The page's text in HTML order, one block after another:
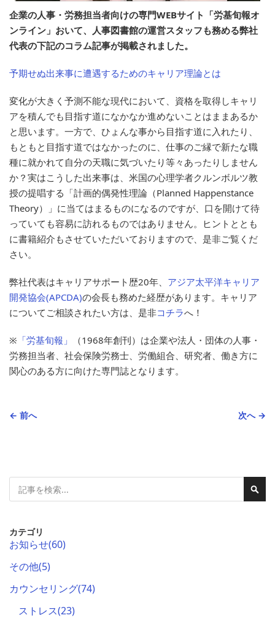
企業の人事・労務担当者向けの専門WEBサイト「労基旬報オ
ンライン」おいて、人事図書館の運営スタッフも務める弊社
代表の下記のコラム記事が掲載されました。
予期せぬ出来事に遭遇するためのキャリア理論とは
変化が大きく予測不能な現代において、資格を取得しキャリ
アを積んでも目指す道になかなか進めないことはままあるか
と思います。一方で、ひょんな事から目指す道に入れたり、
もともと目指す道ではなかったのに、仕事のご縁で新たな職
種に就かれて自分の天職に気づいたり等々あったりしません
か？実はこうした出来事は、米国の心理学者クルンボルツ教
授の提唱する「計画的偶発性理論（Planned Happenstance
Theory）」に当てはまるものになるのですが、口を開けて待
っていても容易に訪れるものではありません。ヒントととも
に書籍紹介もさせていただいておりますので、是非ご覧くだ
さい。
弊社代表はキャリアサポート歴20年、 アジア太平洋キャリア
開発協会(APCDA)の会長も務めた経歴があります。キャリア
についてご相談されたい方は、是非コチラへ！
※ 「労基旬報」
（1968年創刊）は企業や法人・団体の人事・
労務担当者、社会保険労務士、労働組合、研究者、働き方に
関心のある方に向けた専門誌となります。
← 前へ 次へ →
検
検
カテゴリ
お知らせ(60)
その他(5)
カウンセリング(74)
ストレス(23)